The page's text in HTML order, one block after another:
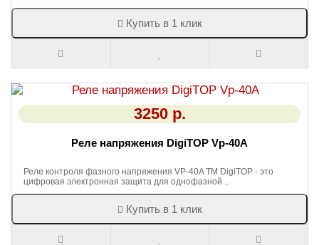
Купить в 1 клик
3250 р.
Реле напряжения DigiTOP Vp-40A
Реле контроля фазного напряжения VP-40A ТМ DigiTOP - это
цифровая электронная защита для однофазной ..
Купить в 1 клик